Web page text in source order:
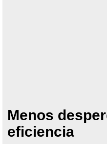
Menos
eficiencia